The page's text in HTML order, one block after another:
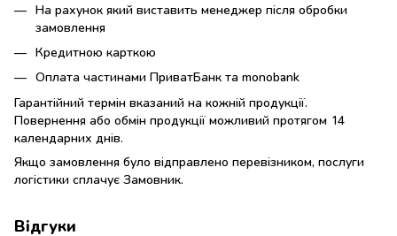
На рахунок який виставить менеджер після обробки
замовлення
Кредитною карткою
Оплата частинами ПриватБанк та monobank
Гарантійний термін вказаний на кожній продукції.
Повернення або обмін продукції можливий протягом 14
календарних днів.
Якщо замовлення було відправлено перевізником, послуги
логістики сплачує Замовник.
Відгуки